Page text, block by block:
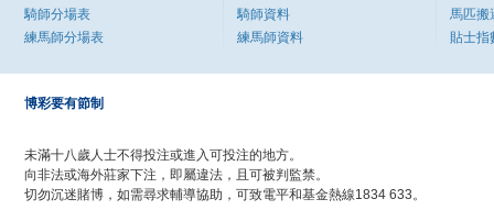
騎師分場表
練馬師分場表
騎師資料
練馬師資料
馬匹搬
貼士指
博彩要有節制
未滿十八歲人士不得投注或進入可投注的地方。
向非法或海外莊家下注，即屬違法，且可被判監禁。
切勿沉迷賭博，如需尋求輔導協助，可致電平和基金熱線1834 633。